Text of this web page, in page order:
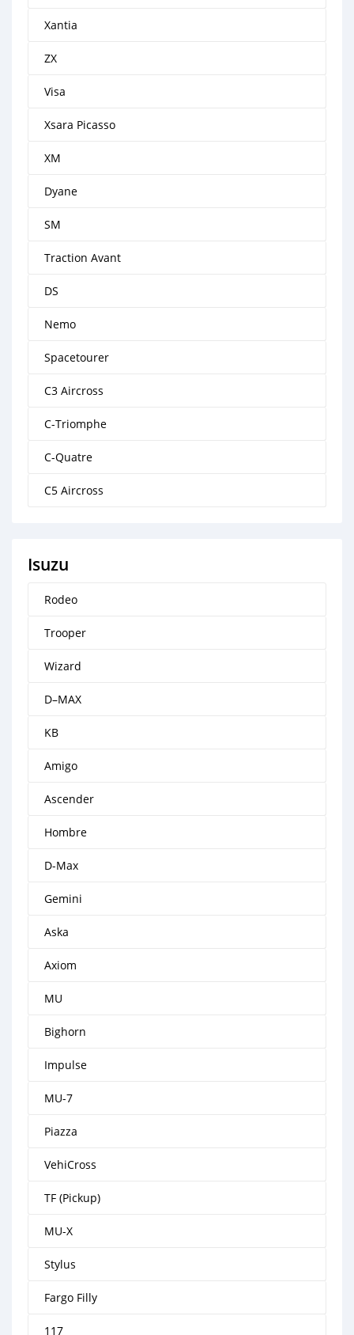
Xantia
ZX
Visa
Xsara Picasso
XM
Dyane
SM
Traction Avant
DS
Nemo
Spacetourer
C3 Aircross
C-Triomphe
C-Quatre
C5 Aircross
Isuzu
Rodeo
Trooper
Wizard
D–MAX
KB
Amigo
Ascender
Hombre
D-Max
Gemini
Aska
Axiom
MU
Bighorn
Impulse
MU-7
Piazza
VehiCross
TF (Pickup)
MU-X
Stylus
Fargo Filly
117